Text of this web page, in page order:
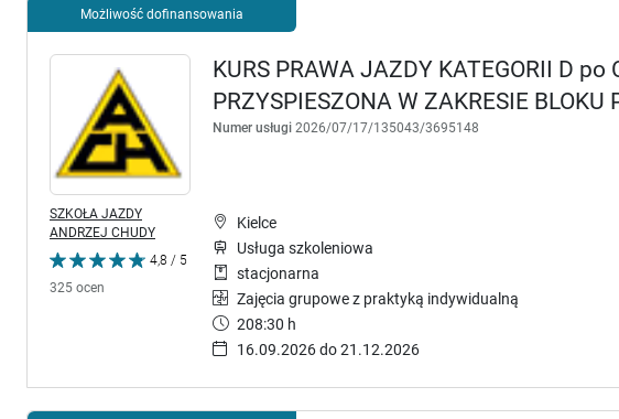
Możliwość dofinansowania
KURS PRAWA JAZDY KATEGORII D
PRZYSPIESZONA W ZAKRESIE BLOKU
Numer usługi 2026/07/17/135043/3695148
SZKOŁA JAZDY
ANDRZEJ CHUDY
4,8 / 5
325 ocen
Kielce
Usługa szkoleniowa
stacjonarna
Zajęcia grupowe z praktyką indywidualną
208:30 h
16.09.2026 do 21.12.2026